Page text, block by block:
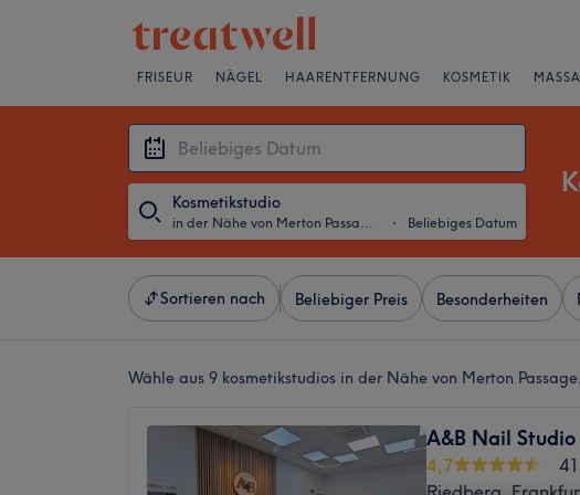
FRISEUR NÄGEL HAARENTFERNUNG KOSMETIK
Kosmetikstudio
in der Nähe von Merton Passage, Frankfurt am Main ・ Beliebiges Datum
Sortieren nach Beliebiger Preis Besonderheiten
Wähle aus 9 kosmetikstudios in der Nähe von Merton
A&B Nail Studio
4,7